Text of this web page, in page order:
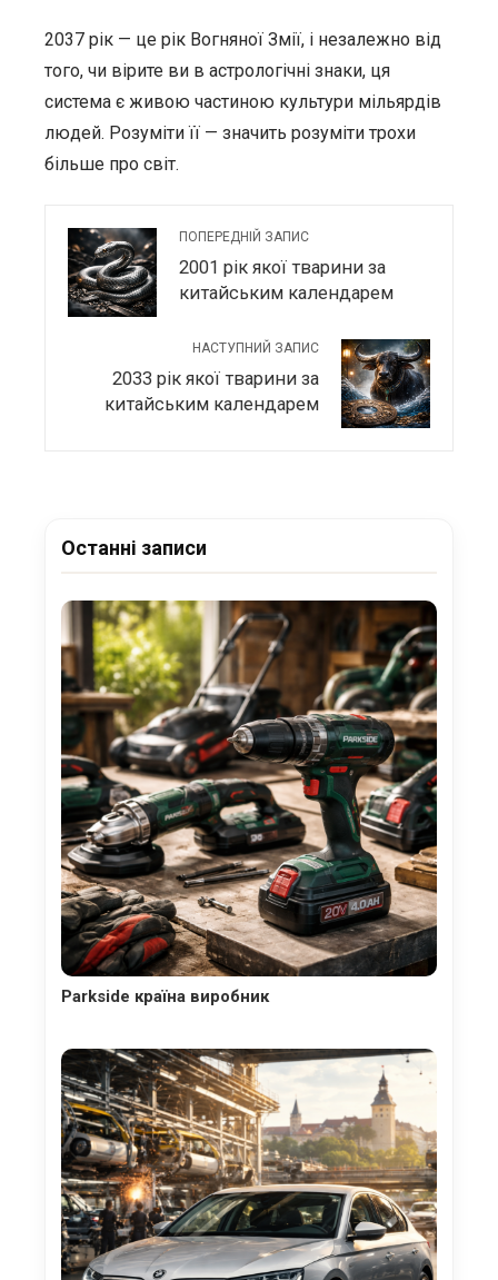
2037 рік — це рік Вогняної Змії, і незалежно від
того, чи вірите ви в астрологічні знаки, ця
система є живою частиною культури мільярдів
людей. Розуміти її — значить розуміти трохи
більше про світ.
ПОПЕРЕДНІЙ ЗАПИС
2001 рік якої тварини за
китайським календарем
НАСТУПНИЙ ЗАПИС
2033 рік якої тварини за
китайським календарем
Останні записи
Parkside країна виробник